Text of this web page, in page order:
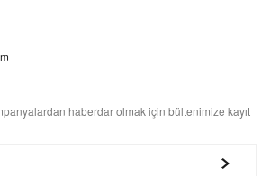
haberdar olmak için bültenimize kayıt